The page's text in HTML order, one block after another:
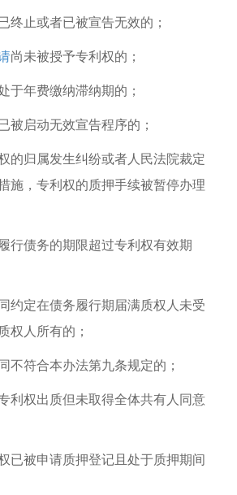
止或者已被宣告无效的；
尚未被授予专利权的；
年费缴纳滞纳期的；
启动无效宣告程序的；
归属发生纠纷或者人民法院裁定
施，专利权的质押手续被暂停办理
债务的期限超过专利权有效期
定在债务履行期届满质权人未受
权人所有的；
符合本办法第九条规定的；
权出质但未取得全体共有人同意
被申请质押登记且处于质押期间